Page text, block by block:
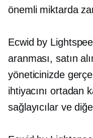
önemli miktarda
Ecwid by
aranması, satın
yöneticinizde
ihtiyacını ortadan
sağlayıcılar ve